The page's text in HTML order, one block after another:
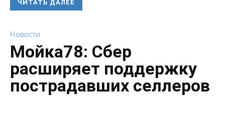
ЧИТАТЬ ДАЛЕЕ
Новости
Мойка78: Сбер
расширяет поддержку
пострадавших селлеров